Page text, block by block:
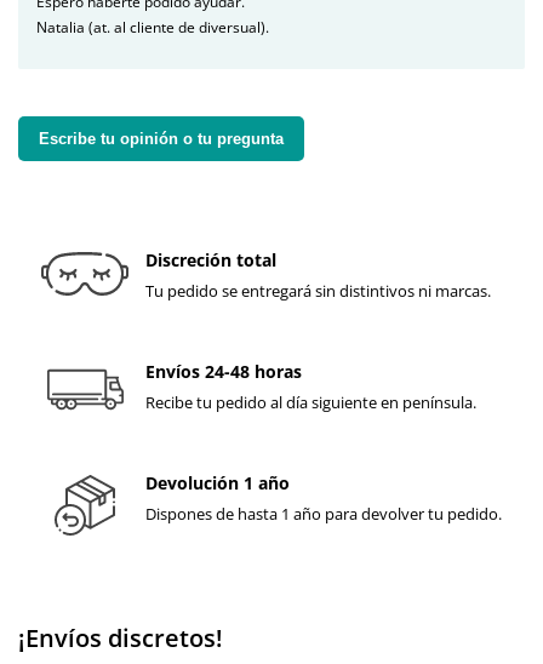
Natalia (at. al cliente de diversual).
Escribe tu opinión o tu pregunta
Discreción total
Tu pedido se entregará sin distintivos ni marcas.
Envíos 24-48 horas
Recibe tu pedido al día siguiente en península.
Devolución 1 año
Dispones de hasta 1 año para devolver tu pedido.
¡Envíos discretos!